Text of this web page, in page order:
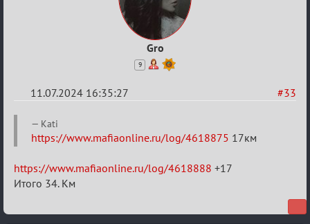
Gro
9
#33
11.07.2024 16:35:27
Re:
градусов
по
Бертозиму
Kati
https://www.mafiaonline.ru/log/4618875 17км
https://www.mafiaonline.ru/log/4618888 +17
Итого 34. Км